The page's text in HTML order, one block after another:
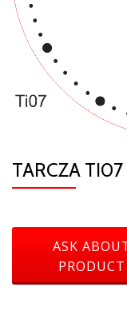
TARCZA TI07